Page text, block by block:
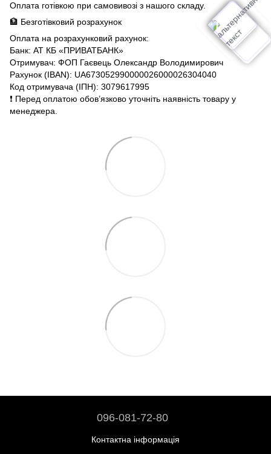
Оплата готівкою при самовивозі з нашого складу.
🏦 Безготівковий розрахунок
Оплата на розрахунковий рахунок:
Банк: АТ КБ «ПРИВАТБАНК»
Отримувач: ФОП Гаєвець Олександр Володимирович
Рахунок (IBAN): UA673052990000026000026304040
Код отримувача (ІПН): 3079617995
❗️ Перед оплатою обов’язково уточніть наявність товару у
менеджера.
096-081-72-80
Контактна інформація